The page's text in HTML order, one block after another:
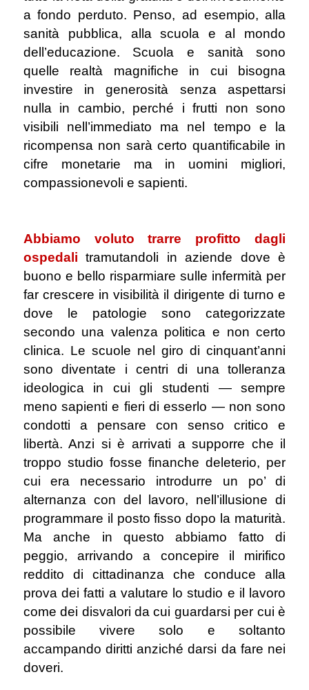
a fondo perduto. Penso, ad esempio, alla
sanità pubblica, alla scuola e al mondo
dell’educazione. Scuola e sanità sono
quelle realtà magnifiche in cui bisogna
investire in generosità senza aspettarsi
nulla in cambio, perché i frutti non sono
visibili nell’immediato ma nel tempo e la
ricompensa non sarà certo quantificabile in
cifre monetarie ma in uomini migliori,
compassionevoli e sapienti.
Abbiamo voluto trarre profitto dagli
ospedali tramutandoli in aziende dove è
buono e bello risparmiare sulle infermità per
far crescere in visibilità il dirigente di turno e
dove le patologie sono categorizzate
secondo una valenza politica e non certo
clinica. Le scuole nel giro di cinquant’anni
sono diventate i centri di una tolleranza
ideologica in cui gli studenti ― sempre
meno sapienti e fieri di esserlo ― non sono
condotti a pensare con senso critico e
libertà. Anzi si è arrivati a supporre che il
troppo studio fosse finanche deleterio, per
cui era necessario introdurre un po’ di
alternanza con del lavoro, nell’illusione di
programmare il posto fisso dopo la maturità.
Ma anche in questo abbiamo fatto di
peggio, arrivando a concepire il mirifico
reddito di cittadinanza che conduce alla
prova dei fatti a valutare lo studio e il lavoro
come dei disvalori da cui guardarsi per cui è
possibile vivere solo e soltanto
accampando diritti anziché darsi da fare nei
doveri.